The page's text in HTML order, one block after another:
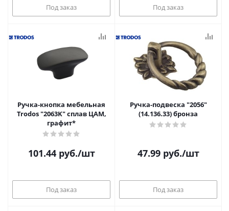
Под заказ Под заказ
Ручка-кнопка мебельная
Trodos "2063K" сплав ЦАМ,
графит*
101.44руб./шт
Под заказ
Ручка-подвеска "2056"
(14.136.33) бронза
47.99руб./шт
Под заказ